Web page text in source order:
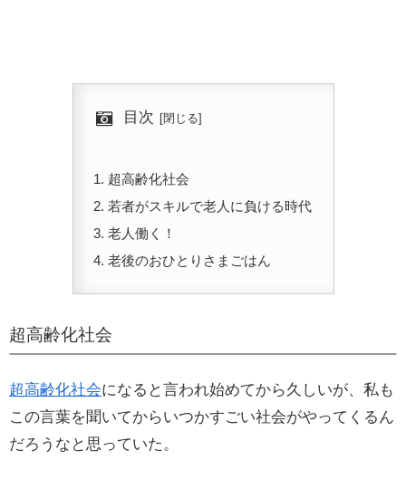
目次
超高齢化社会
若者がスキルで老人に負ける時代
老人働く！
老後のおひとりさまごはん
超高齢化社会
超高齢化社会になると言われ始めてから久しいが、私も
この言葉を聞いてからいつかすごい社会がやってくるん
だろうなと思っていた。